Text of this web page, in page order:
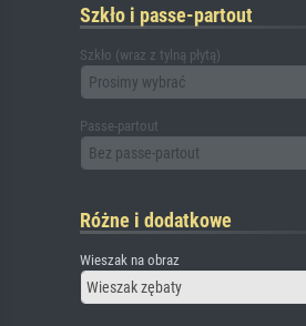
Szkło i passe-partout
Szkło (wraz z tylną płytą)
Prosimy wybrać
Passe-partout
Bez passe-partout
Różne i dodatkowe
Wieszak na obraz
Wieszak zębaty